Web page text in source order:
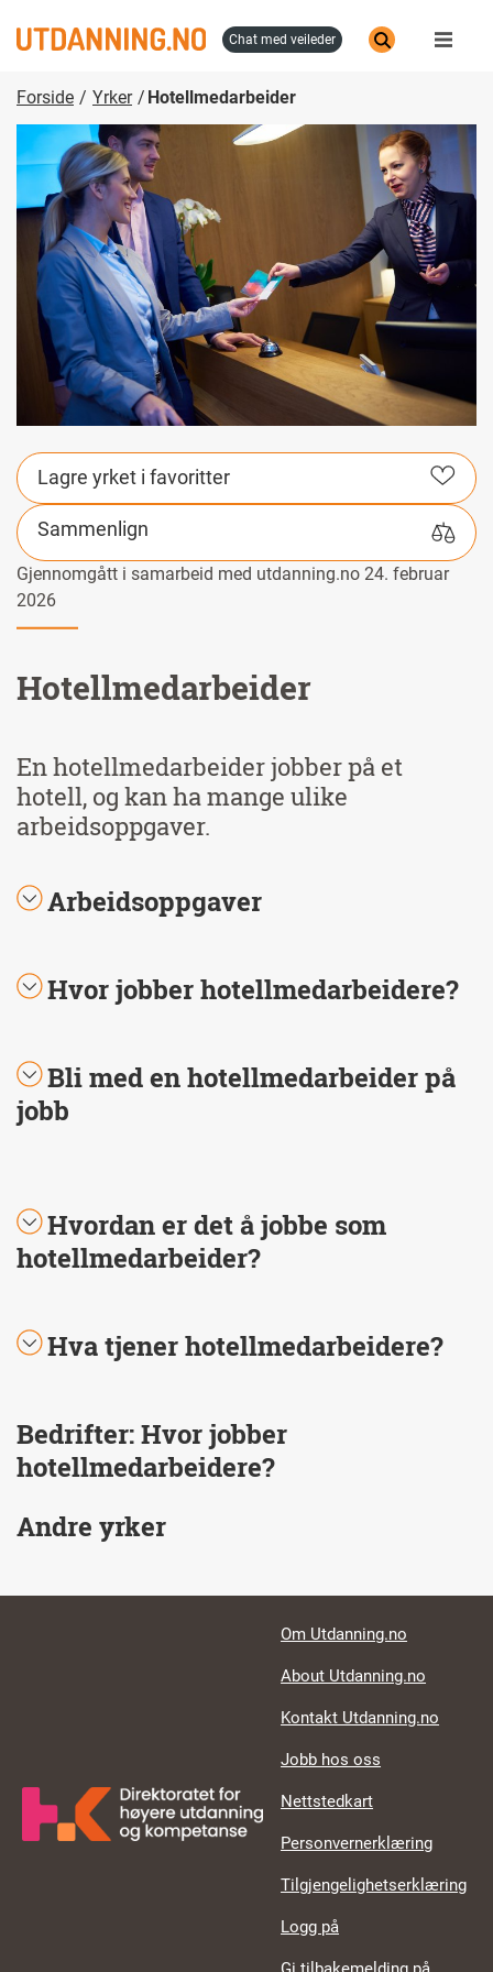
til
chat med veileder
Forside Yrker Hotellmedarbeider
Lagre yrket i favoritter
Sammenlign
Gjennomgått i samarbeid med utdanning.no 24. februar
2026
Hotellmedarbeider
En hotellmedarbeider jobber på et
hotell, og kan ha mange ulike
arbeidsoppgaver.
Arbeidsoppgaver
Hvor jobber hotellmedarbeidere?
Bli med en hotellmedarbeider på
jobb
Hvordan er det å jobbe som
hotellmedarbeider?
Hva tjener hotellmedarbeidere?
Bedrifter: Hvor jobber
hotellmedarbeidere?
Andre yrker
Footer links
Om Utdanning.no
About Utdanning.no
Kontakt Utdanning.no
Jobb hos oss
Nettstedkart
Personvernerklæring
Tilgjengelighetserklæring
Logg på